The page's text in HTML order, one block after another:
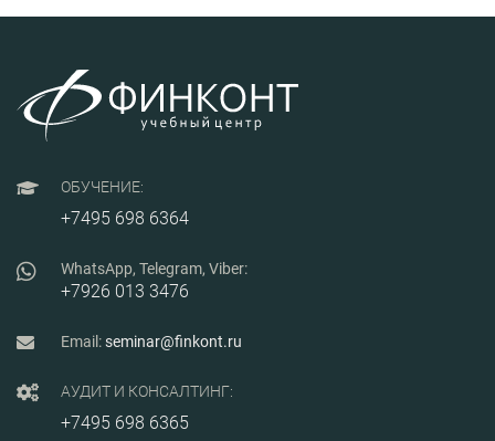
эффективности
ОБУЧЕНИЕ:
+7495 698 6364
WhatsApp, Telegram, Viber:
+7926 013 3476
Email:seminar@finkont.ru
АУДИТ И КОНСАЛТИНГ:
+7495 698 6365